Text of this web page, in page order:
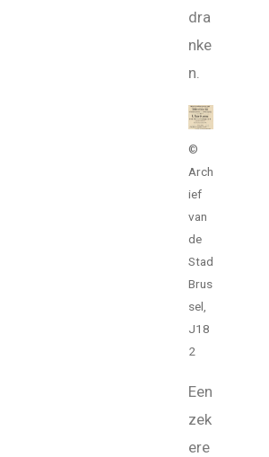
dra
nke
n.
©
Arch
ief
van
de
Stad
Brus
sel,
J18
2
Een
zek
ere